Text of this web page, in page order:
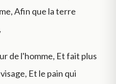
Afin que la terre
de l'homme, Et fait plus
Et le pain qui